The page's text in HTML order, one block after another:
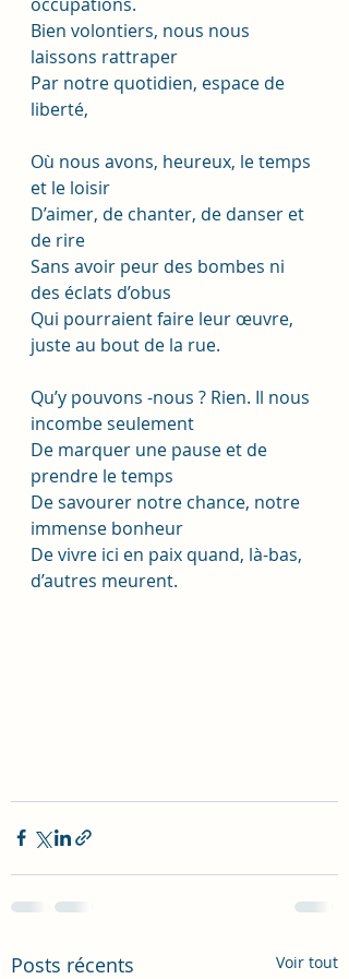
Bien volontiers, nous nous
laissons rattraper
Par notre quotidien, espace de
liberté,
Où nous avons, heureux, le temps
et le loisir
D’aimer, de chanter, de danser et
de rire
Sans avoir peur des bombes ni
des éclats d’obus
Qui pourraient faire leur œuvre,
juste au bout de la rue.
Qu’y pouvons -nous ? Rien. Il nous
incombe seulement
De marquer une pause et de
prendre le temps
De savourer notre chance, notre
immense bonheur
De vivre ici en paix quand, là-bas,
d’autres meurent.
Posts récents Voir tout